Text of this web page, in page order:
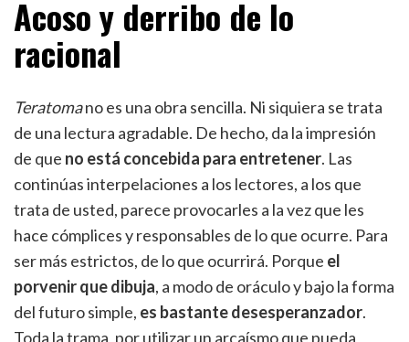
Acoso y derribo de lo
racional
Teratomano es una obra sencilla. Ni siquiera se trata
de una lectura agradable. De hecho, da la impresión
de que no está concebida para entretener. Las
continúas interpelaciones a los lectores, a los que
trata de usted, parece provocarles a la vez que les
hace cómplices y responsables de lo que ocurre. Para
ser más estrictos, de lo que ocurrirá. Porque el
porvenir que dibuja, a modo de oráculo y bajo la forma
del futuro simple, es bastante desesperanzador.
Toda la trama, por utilizar un arcaísmo que pueda